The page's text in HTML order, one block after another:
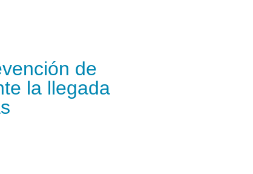
de
la llegada